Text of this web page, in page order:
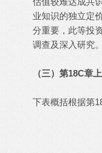
业知识的独立定
分重要，此等投
调查及深入研究。
（三）第18C章
下表概括根据第